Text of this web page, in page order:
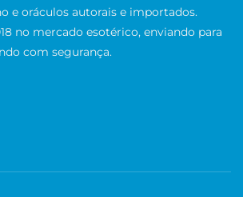
e oráculos autorais e importados.
no mercado esotérico, enviando para
com segurança.